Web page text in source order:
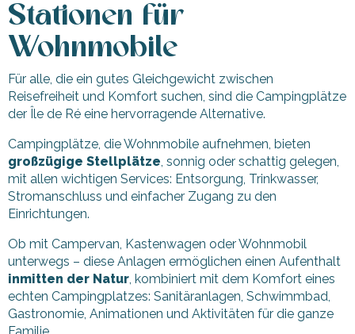
Stationen für
Wohnmobile
Für alle, die ein gutes Gleichgewicht zwischen
Reisefreiheit und Komfort suchen, sind die Campingplätze
der Île de Ré eine hervorragende Alternative.
Campingplätze, die Wohnmobile aufnehmen, bieten
großzügige Stellplätze, sonnig oder schattig gelegen,
mit allen wichtigen Services: Entsorgung, Trinkwasser,
Stromanschluss und einfacher Zugang zu den
Einrichtungen.
Ob mit Campervan, Kastenwagen oder Wohnmobil
unterwegs – diese Anlagen ermöglichen einen Aufenthalt
inmitten der Natur, kombiniert mit dem Komfort eines
echten Campingplatzes: Sanitäranlagen, Schwimmbad,
Gastronomie, Animationen und Aktivitäten für die ganze